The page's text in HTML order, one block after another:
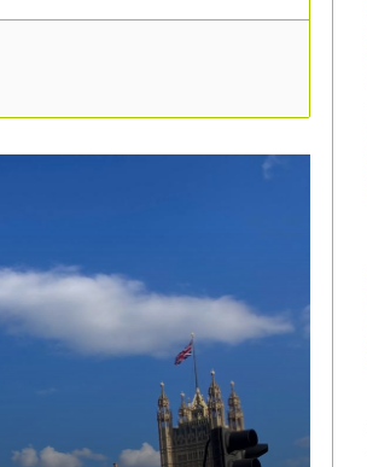
pel tabac: la prohibició arribarà
vol trencar l’estigma de la
afronta un bon estiu turístic